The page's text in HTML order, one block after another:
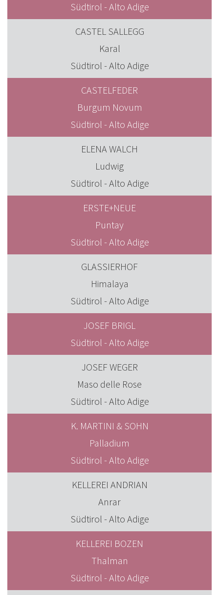
Südtirol - Alto Adige
CASTEL SALLEGG
Karal
Südtirol - Alto Adige
CASTELFEDER
Burgum Novum
Südtirol - Alto Adige
ELENA WALCH
Ludwig
Südtirol - Alto Adige
ERSTE+NEUE
Puntay
Südtirol - Alto Adige
GLASSIERHOF
Himalaya
Südtirol - Alto Adige
JOSEF BRIGL
Südtirol - Alto Adige
JOSEF WEGER
Maso delle Rose
Südtirol - Alto Adige
K. MARTINI & SOHN
Palladium
Südtirol - Alto Adige
KELLEREI ANDRIAN
Anrar
Südtirol - Alto Adige
KELLEREI BOZEN
Thalman
Südtirol - Alto Adige